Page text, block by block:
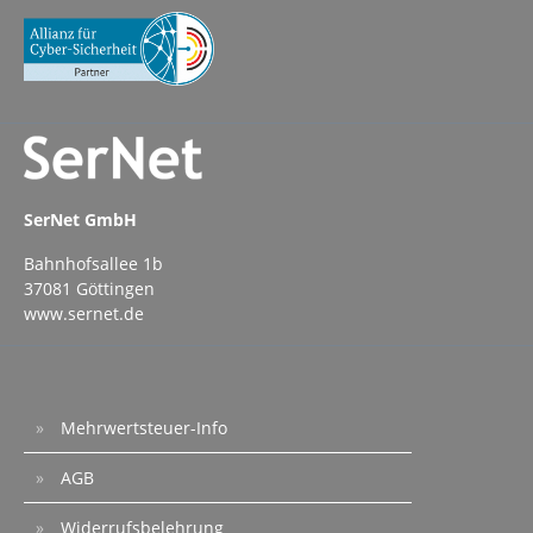
SerNet GmbH
Bahnhofsallee 1b
37081 Göttingen
www.sernet.de
Mehrwertsteuer-Info
AGB
Widerrufsbelehrung